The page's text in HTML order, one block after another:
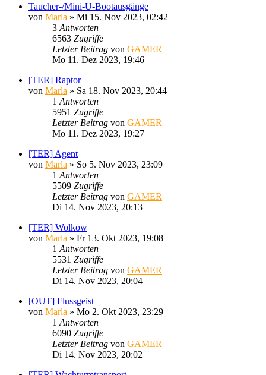
Taucher-/Mini-U-Bootausgänge
von Marla » Mi 15. Nov 2023, 02:42
3 Antworten
6563 Zugriffe
Letzter Beitrag von GAMER
Mo 11. Dez 2023, 19:46
[TER] Raptor
von Marla » Sa 18. Nov 2023, 20:44
1 Antworten
5951 Zugriffe
Letzter Beitrag von GAMER
Mo 11. Dez 2023, 19:27
[TER] Agent
von Marla » So 5. Nov 2023, 23:09
1 Antworten
5509 Zugriffe
Letzter Beitrag von GAMER
Di 14. Nov 2023, 20:13
[TER] Wolkow
von Marla » Fr 13. Okt 2023, 19:08
1 Antworten
5531 Zugriffe
Letzter Beitrag von GAMER
Di 14. Nov 2023, 20:04
[OUT] Flussgeist
von Marla » Mo 2. Okt 2023, 23:29
1 Antworten
6090 Zugriffe
Letzter Beitrag von GAMER
Di 14. Nov 2023, 20:02